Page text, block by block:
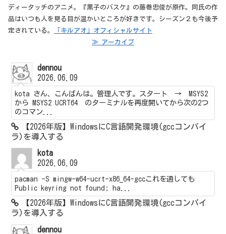
ディータッチのアニメ。『黒子のバスケ』の藤巻忠俊が原作。同氏の作
品はいつも人を見る目が温かいところが好きです。シーズン２も今後予
定されている。
「キルアオ」オフィシャルサイト
≫ アーカイブ
dennou
2026.06.09
kota さん、こんばんは。管理人です。スタート → MSYS2
から MSYS2 UCRT64 のターミナルを再度開いてから次の2つ
のコマン...
【2026年版】WindowsにC言語開発環境(gccコンパイ
ラ)を導入する
kota
2026.06.09
pacman -S mingw-w64-ucrt-x86_64-gccこれを通しても
Public keyring not found; ha...
【2026年版】WindowsにC言語開発環境(gccコンパイ
ラ)を導入する
dennou